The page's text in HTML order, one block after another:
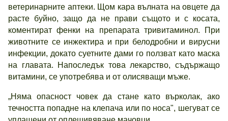
ветеринарните аптеки. Щом кара вълната на овцете да
расте буйно, защо да не прави същото и с косата,
коментират фенки на препарата тривитаминол. При
животните се инжектира и при белодробни и вирусни
инфекции, докато суетните дами го ползват като маска
на главата. Напоследък това лекарство, съдържащо
витамини, се употребява и от олисяващи мъже.
„Няма опасност човек да стане като върколак, ако
течността попадне на клепача или по носа", шегуват се